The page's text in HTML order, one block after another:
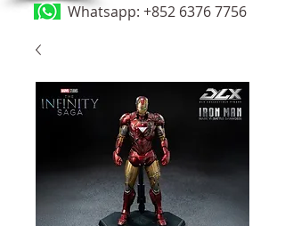
Whatsapp: +852 6376 7756